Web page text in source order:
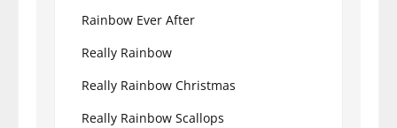
Rainbow Ever After
Really Rainbow
Really Rainbow Christmas
Really Rainbow Scallops